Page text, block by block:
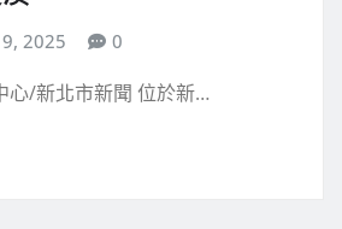
2025 0
心/新北市新聞 位於新…